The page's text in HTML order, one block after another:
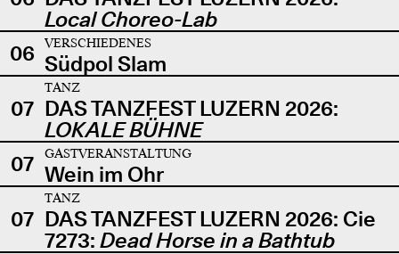
Local Choreo-Lab
06
VERSCHIEDENES
Südpol Slam
07
TANZ
DAS TANZFEST LUZERN 2026:
LOKALE BÜHNE
07
GASTVERANSTALTUNG
Wein im Ohr
07
TANZ
DAS TANZFEST LUZERN 2026: Cie
7273: Dead Horse in a Bathtub